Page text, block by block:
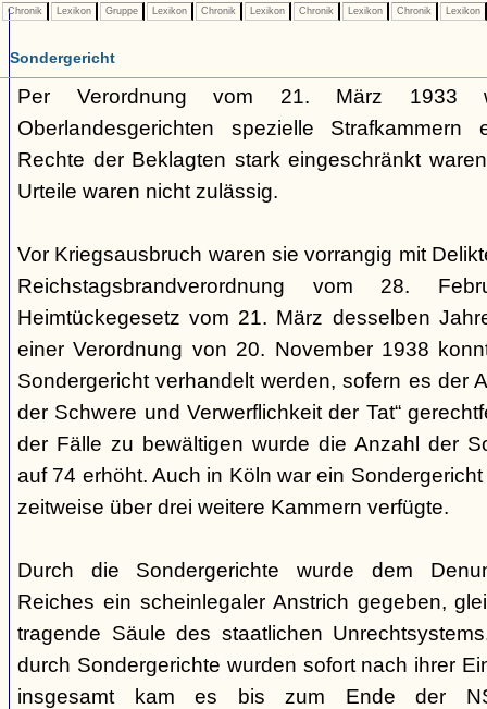
Chronik Lexikon Gruppe Lexikon Chronik Lexikon Chronik Lexikon Chronik Lexikon
Sondergericht
Per Verordnung vom 21. März 1933
Oberlandesgerichten spezielle
Rechte der Beklagten stark eingeschränkt
Urteile waren nicht zulässig.
Vor Kriegsausbruch waren sie vorrangig mit
Reichstagsbrandverordnung vom 28.
Heimtückegesetz vom 21. März desselben
einer Verordnung von 20. November 1938
Sondergericht verhandelt werden, sofern es der
der Schwere und Verwerflichkeit der Tat“
der Fälle zu bewältigen wurde die Anzahl der
auf 74 erhöht. Auch in Köln war ein
zeitweise über drei weitere Kammern verfügte.
Durch die Sondergerichte wurde dem
Reiches ein scheinlegaler Anstrich gegeben,
tragende Säule des staatlichen
durch Sondergerichte wurden sofort nach ihrer
insgesamt kam es bis zum Ende der